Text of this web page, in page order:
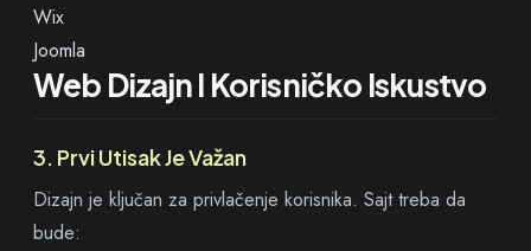
Wix
Joomla
Web Dizajn I Korisničko Iskustvo
3. Prvi Utisak Je Važan
Dizajn je ključan za privlačenje korisnika. Sajt treba da
bude: